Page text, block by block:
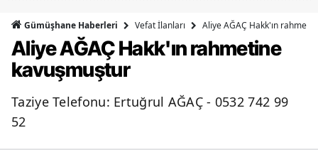
Bingöl
Bolu
Gümüşhane Haberleri Vefat İlanları Aliye AĞAÇ Hakk'ın
Aliye AĞAÇ Hakk'ın rahmetine
kavuşmuştur
Taziye Telefonu: Ertuğrul AĞAÇ - 0532 742 99
52